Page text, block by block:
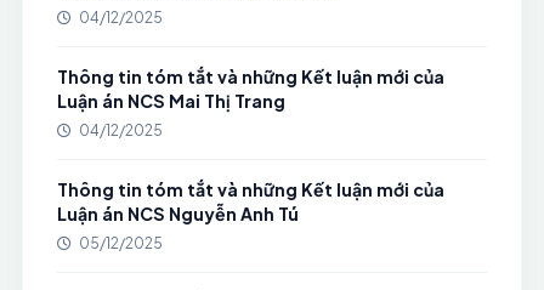
04/12/2025
Thông tin tóm tắt và những Kết luận mới của
Luận án NCS Mai Thị Trang
04/12/2025
Thông tin tóm tắt và những Kết luận mới của
Luận án NCS Nguyễn Anh Tú
05/12/2025